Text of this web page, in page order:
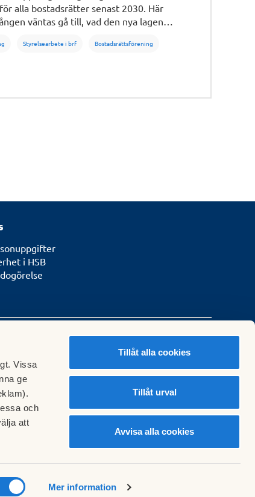
Vissa
ge
och
att
Mer information
Tillåt alla cookies
Tillåt urval
Avvisa alla cookies
alla bostadsrätter senast 2030. Här
väntas gå till, vad den nya lagen
Styrelsearbete i brf Bostadsrättsförening
i HSB
Läs mer om cookies här